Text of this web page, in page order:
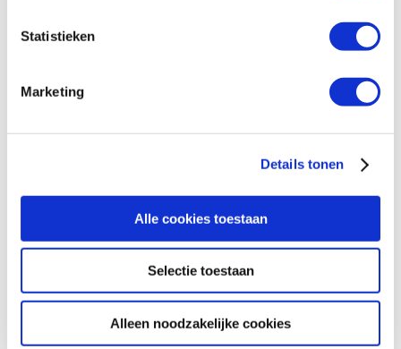
Statistieken
Marketing
Details tonen
Alle cookies toestaan
Selectie toestaan
Alleen noodzakelijke cookies
voorbeeld is het Solidariteitsfonds waarmee we
tijdens de coronacrisis gesteund hebben. Ook
hetBessy Ferrera Fonds
, waarmee we LHBTIQ+
maatschappelijk verantwoord ondernemen?
Hoe gaat Hivos om met integriteit binnen en
buiten de organisatie?
Overige vragen